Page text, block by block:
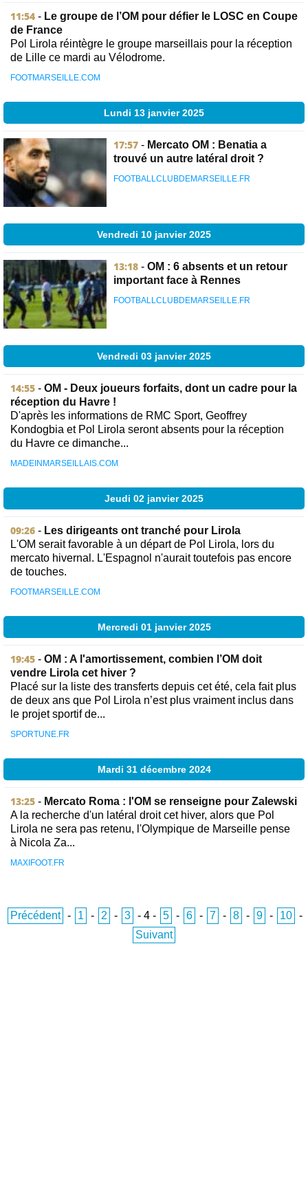
11:54 - Le groupe de l’OM pour défier le LOSC en Coupe
de France
Pol Lirola réintègre le groupe marseillais pour la réception
de Lille ce mardi au Vélodrome.
FOOTMARSEILLE.COM
Lundi 13 janvier 2025
17:57 - Mercato OM : Benatia a
trouvé un autre latéral droit ?
FOOTBALLCLUBDEMARSEILLE.FR
Vendredi 10 janvier 2025
13:18 - OM : 6 absents et un retour
important face à Rennes
FOOTBALLCLUBDEMARSEILLE.FR
Vendredi 03 janvier 2025
14:55 - OM - Deux joueurs forfaits, dont un cadre pour la
réception du Havre !
D'après les informations de RMC Sport, Geoffrey
Kondogbia et Pol Lirola seront absents pour la réception
du Havre ce dimanche...
MADEINMARSEILLAIS.COM
Jeudi 02 janvier 2025
09:26 - Les dirigeants ont tranché pour Lirola
L'OM serait favorable à un départ de Pol Lirola, lors du
mercato hivernal. L'Espagnol n'aurait toutefois pas encore
de touches.
FOOTMARSEILLE.COM
Mercredi 01 janvier 2025
19:45 - OM : A l'amortissement, combien l’OM doit
vendre Lirola cet hiver ?
Placé sur la liste des transferts depuis cet été, cela fait plus
de deux ans que Pol Lirola n’est plus vraiment inclus dans
le projet sportif de...
SPORTUNE.FR
Mardi 31 décembre 2024
13:25 - Mercato Roma : l'OM se renseigne pour Zalewski
A la recherche d'un latéral droit cet hiver, alors que Pol
Lirola ne sera pas retenu, l'Olympique de Marseille pense
à Nicola Za...
MAXIFOOT.FR
Précédent - 1 - 2 - 3 - 4- 5 - 6 - 7 - 8 - 9 - 10
-
Suivant